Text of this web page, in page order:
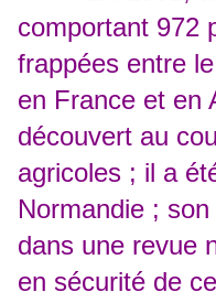
comportant 972
frappées entre
en France et en
découvert au
agricoles ; il a
Normandie ;
dans une revue
en sécurité de